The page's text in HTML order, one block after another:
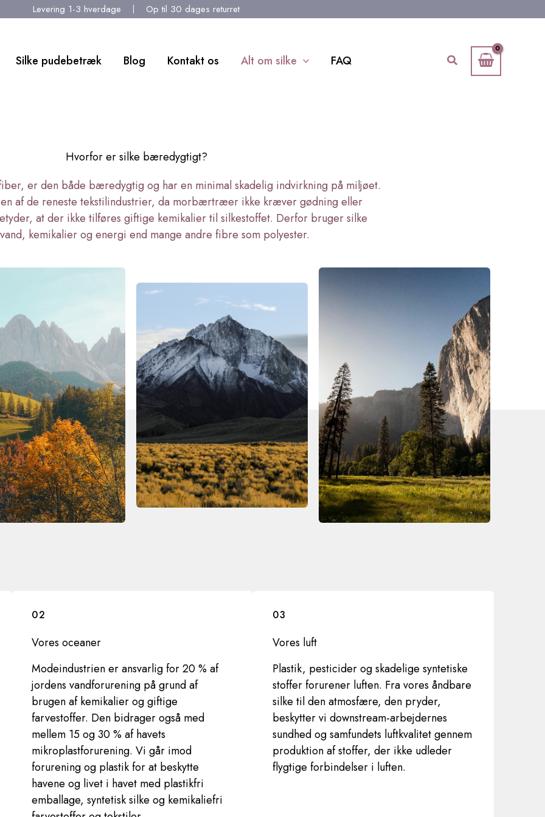
Levering 1-3 hverdage Op til 30 dages returret
Silke pudebetræk Blog Kontakt os Alt om silke FAQ Søg
Hvorfor er silke bæredygtigt?
er den både bæredygtig og har en minimal skadelig indvirkning på miljøet.
af de reneste tekstilindustrier, da morbærtræer ikke kræver gødning eller
at der ikke tilføres giftige kemikalier til silkestoffet. Derfor bruger silke
kemikalier og energi end mange andre fibre som polyester.
02
Vores oceaner
Modeindustrien er ansvarlig for 20 % af
jordens vandforurening på grund af
brugen af kemikalier og giftige
farvestoffer. Den bidrager også med
mellem 15 og 30 % af havets
mikroplastforurening. Vi går imod
forurening og plastik for at beskytte
havene og livet i havet med plastikfri
emballage, syntetisk silke og kemikaliefri
03
Vores luft
Plastik, pesticider og skadelige syntetiske
stoffer forurener luften. Fra vores åndbare
silke til den atmosfære, den pryder,
beskytter vi downstream-arbejdernes
sundhed og samfundets luftkvalitet gennem
produktion af stoffer, der ikke udleder
flygtige forbindelser i luften.